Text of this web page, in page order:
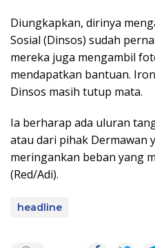
Diungkapkan, dirinya
Sosial (Dinsos) sudah
mereka juga mengambil
mendapatkan bantuan.
Dinsos masih tutup mata.
Ia berharap ada uluran
atau dari pihak Dermawan
meringankan beban yang
(Red/Adi).
headline